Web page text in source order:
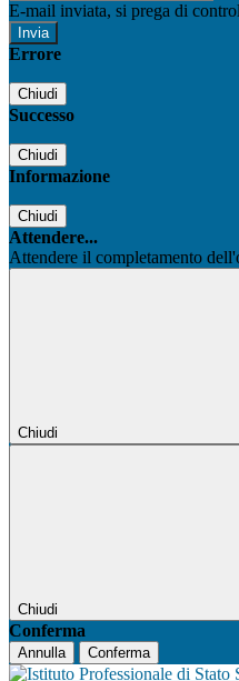
E-mail inviata, si prega di
Errore
Chiudi
Successo
Chiudi
Informazione
Chiudi
Attendere...
Attendere il completamento
Chiudi
Chiudi
Conferma
Annulla Conferma